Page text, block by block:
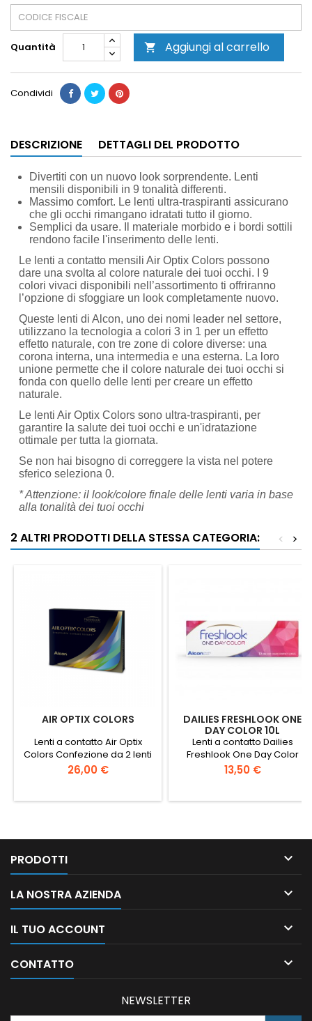
Quantità  Aggiungi al carrello
Condividi
DESCRIZIONE DETTAGLI DEL PRODOTTO
Divertiti con un nuovo look sorprendente. Lenti
mensili disponibili in 9 tonalità differenti.
Massimo comfort. Le lenti ultra-traspiranti assicurano
che gli occhi rimangano idratati tutto il giorno.
Semplici da usare. Il materiale morbido e i bordi sottili
rendono facile l'inserimento delle lenti.
Le lenti a contatto mensili Air Optix Colors possono
dare una svolta al colore naturale dei tuoi occhi. I 9
colori vivaci disponibili nell’assortimento ti offriranno
l’opzione di sfoggiare un look completamente nuovo.
Queste lenti di Alcon, uno dei nomi leader nel settore,
utilizzano la tecnologia a colori 3 in 1 per un effetto
effetto naturale, con tre zone di colore diverse: una
corona interna, una intermedia e una esterna. La loro
unione permette che il colore naturale dei tuoi occhi si
fonda con quello delle lenti per creare un effetto
naturale.
Le lenti Air Optix Colors sono ultra-traspiranti, per
garantire la salute dei tuoi occhi e un'idratazione
ottimale per tutta la giornata.
Se non hai bisogno di correggere la vista nel potere
sferico seleziona 0.
* Attenzione: il look/colore finale delle lenti varia in base
alla tonalità dei tuoi occhi
2 ALTRI PRODOTTI DELLA STESSA CATEGORIA: >
<
AIR OPTIX COLORS
Lenti a contatto Air Optix
Colors Confezione da 2 lenti
Prezzo
26,00 €
DAILIES FRESHLOOK ONE
DAY COLOR 10L
Lenti a contatto Dailies
Freshlook One Day Color
Confezioni da 10 lenti
Prezzo
13,50 €
PRODOTTI 
LA NOSTRA AZIENDA 
IL TUO ACCOUNT 
CONTATTO 
NEWSLETTER